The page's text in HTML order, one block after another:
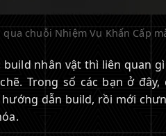
chuỗi Nhiệm Vụ Khẩn Cấp
nhân vật thì liên quan
Trong số các bạn ở
dẫn build, rồi mới